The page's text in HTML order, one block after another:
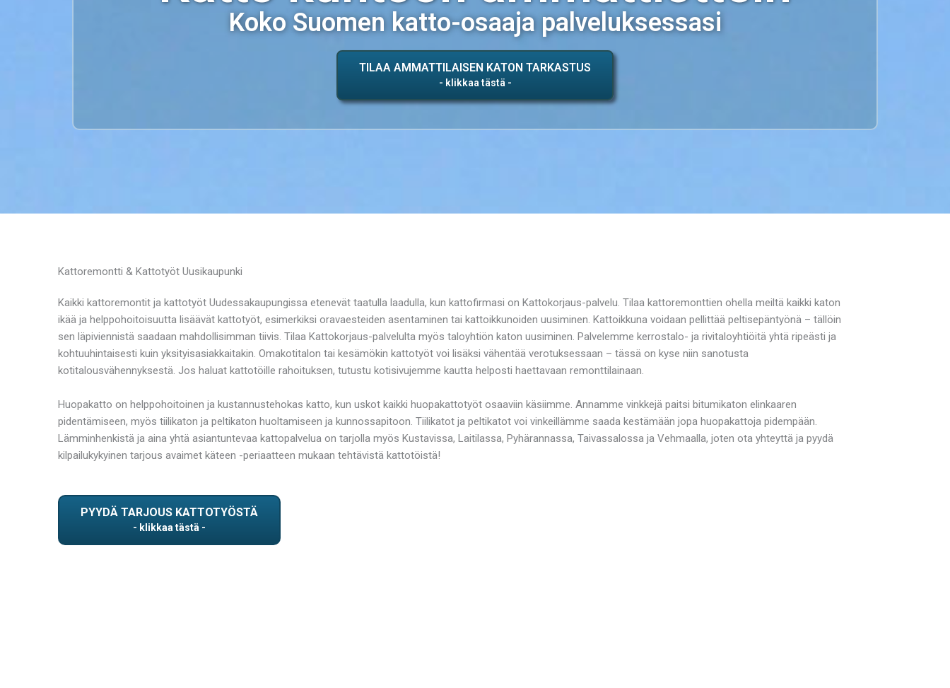
Koko Suomen katto-osaaja palveluksessasi
TILAA AMMATTILAISEN KATON TARKASTUS
Kattoremontti & Kattotyöt Uusikaupunki
Kaikki kattoremontit ja kattotyöt Uudessakaupungissa etenevät taatulla laadulla, kun kattofirmasi on Kattokorjaus-palvelu. Tilaa kattoremonttien ohella meiltä kaikki katon
ikää ja helppohoitoisuutta lisäävät kattotyöt, esimerkiksi oravaesteiden asentaminen tai kattoikkunoiden uusiminen. Kattoikkuna voidaan pellittää peltisepäntyönä – tällöin
sen läpiviennistä saadaan mahdollisimman tiivis. Tilaa Kattokorjaus-palvelulta myös taloyhtiön katon uusiminen. Palvelemme kerrostalo- ja rivitaloyhtiöitä yhtä ripeästi ja
kohtuuhintaisesti kuin yksityisasiakkaitakin. Omakotitalon tai kesämökin kattotyöt voi lisäksi vähentää verotuksessaan – tässä on kyse niin sanotusta
kotitalousvähennyksestä. Jos haluat kattotöille rahoituksen, tutustu kotisivujemme kautta helposti haettavaan remonttilainaan.
Huopakatto on helppohoitoinen ja kustannustehokas katto, kun uskot kaikki huopakattotyöt osaaviin käsiimme. Annamme vinkkejä paitsi bitumikaton elinkaaren
pidentämiseen, myös tiilikaton ja peltikaton huoltamiseen ja kunnossapitoon. Tiilikatot ja peltikatot voi vinkeillämme saada kestämään jopa huopakattoja pidempään.
Lämminhenkistä ja aina yhtä asiantuntevaa kattopalvelua on tarjolla myös Kustavissa, Laitilassa, Pyhärannassa, Taivassalossa ja Vehmaalla, joten ota yhteyttä ja pyydä
kilpailukykyinen tarjous avaimet käteen -periaatteen mukaan tehtävistä kattotöistä!
PYYDÄ TARJOUS KATTOTYÖSTÄ